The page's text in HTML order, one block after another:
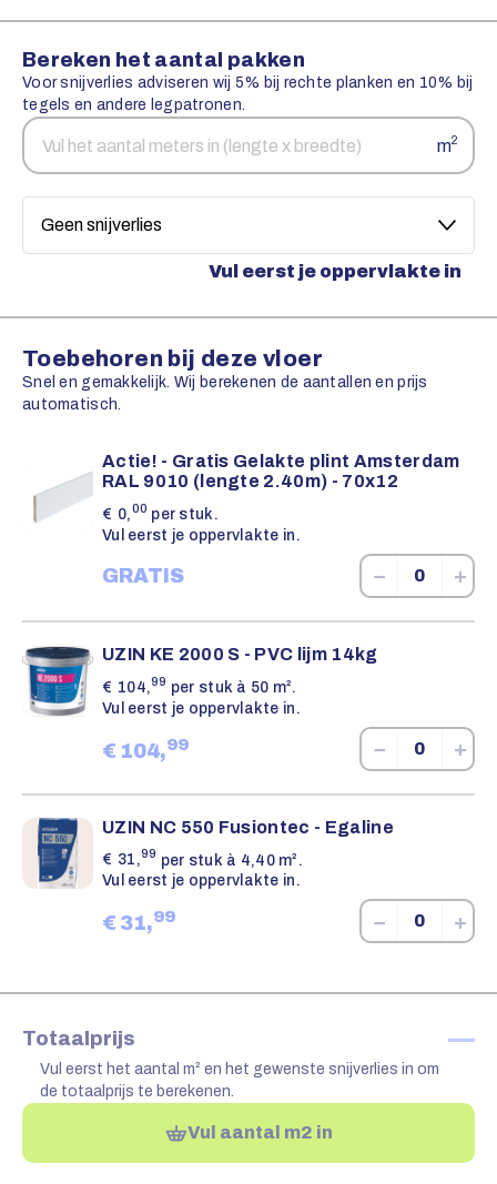
Bereken het aantal pakken
Voor snijverlies adviseren wij 5% bij rechte planken en 10% bij
tegels en andere legpatronen.
Aantal
vierkante
m2
Snijverlies
Vul eerst je oppervlakte in
Toebehoren bij deze vloer
Snel en gemakkelijk. Wij berekenen de aantallen en prijs
automatisch.
Actie! - Gratis Gelakte plint Amsterdam
RAL 9010 (lengte 2.40m) - 70x12
€ 0,00 per stuk.
Vul eerst je oppervlakte in.
GRATIS − +
UZIN KE 2000 S - PVC lijm 14kg
€ 104,99 per stuk à 50 m².
Vul eerst je oppervlakte in.
€ 104,99 − +
UZIN NC 550 Fusiontec - Egaline
€ 31,99 per stuk à 4,40 m².
Vul eerst je oppervlakte in.
€ 31,99 − +
Totaalprijs —
Vul eerst het aantal m² en het gewenste snijverlies in om
de totaalprijs te berekenen.
Vul aantal m2 in